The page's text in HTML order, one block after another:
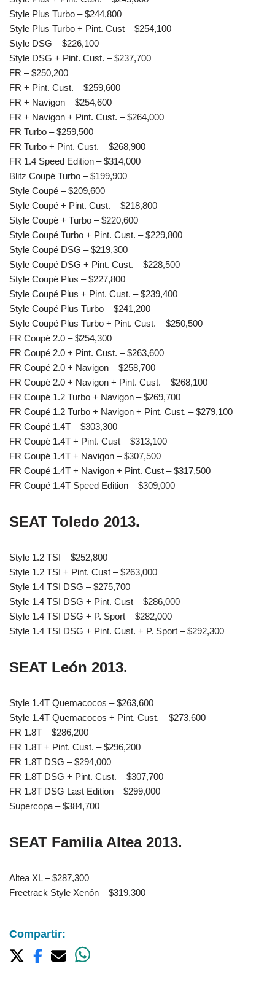
Style Plus Turbo – $244,800
Style Plus Turbo + Pint. Cust – $254,100
Style DSG – $226,100
Style DSG + Pint. Cust. – $237,700
FR – $250,200
FR + Pint. Cust. – $259,600
FR + Navigon – $254,600
FR + Navigon + Pint. Cust. – $264,000
FR Turbo – $259,500
FR Turbo + Pint. Cust. – $268,900
FR 1.4 Speed Edition – $314,000
Blitz Coupé Turbo – $199,900
Style Coupé – $209,600
Style Coupé + Pint. Cust. – $218,800
Style Coupé + Turbo – $220,600
Style Coupé Turbo + Pint. Cust. – $229,800
Style Coupé DSG – $219,300
Style Coupé DSG + Pint. Cust. – $228,500
Style Coupé Plus – $227,800
Style Coupé Plus + Pint. Cust. – $239,400
Style Coupé Plus Turbo – $241,200
Style Coupé Plus Turbo + Pint. Cust. – $250,500
FR Coupé 2.0 – $254,300
FR Coupé 2.0 + Pint. Cust. – $263,600
FR Coupé 2.0 + Navigon – $258,700
FR Coupé 2.0 + Navigon + Pint. Cust. – $268,100
FR Coupé 1.2 Turbo + Navigon – $269,700
FR Coupé 1.2 Turbo + Navigon + Pint. Cust. – $279,100
FR Coupé 1.4T – $303,300
FR Coupé 1.4T + Pint. Cust – $313,100
FR Coupé 1.4T + Navigon – $307,500
FR Coupé 1.4T + Navigon + Pint. Cust – $317,500
FR Coupé 1.4T Speed Edition – $309,000
SEAT Toledo 2013.
Style 1.2 TSI – $252,800
Style 1.2 TSI + Pint. Cust – $263,000
Style 1.4 TSI DSG – $275,700
Style 1.4 TSI DSG + Pint. Cust – $286,000
Style 1.4 TSI DSG + P. Sport – $282,000
Style 1.4 TSI DSG + Pint. Cust. + P. Sport – $292,300
SEAT León 2013.
Style 1.4T Quemacocos – $263,600
Style 1.4T Quemacocos + Pint. Cust. – $273,600
FR 1.8T – $286,200
FR 1.8T + Pint. Cust. – $296,200
FR 1.8T DSG – $294,000
FR 1.8T DSG + Pint. Cust. – $307,700
FR 1.8T DSG Last Edition – $299,000
Supercopa – $384,700
SEAT Familia Altea 2013.
Altea XL – $287,300
Freetrack Style Xenón – $319,300
Compartir: